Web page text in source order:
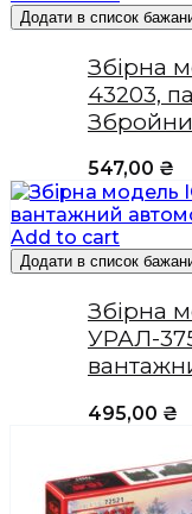
Додати в список
Збірна
43203,
547,00 ₴
Add to cart
Додати в список
Збірна
УРАЛ-
495,00 ₴